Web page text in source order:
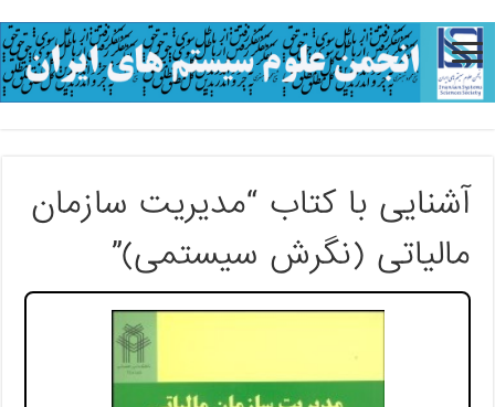
آشنایی با کتاب “مدیریت سازمان
مالیاتی (نگرش سیستمی)”